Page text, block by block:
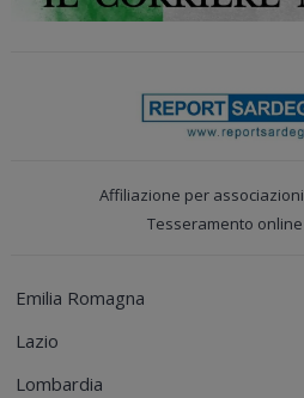
Affiliazione per associazioni
Tesseramento online
Emilia Romagna
Lazio
Lombardia